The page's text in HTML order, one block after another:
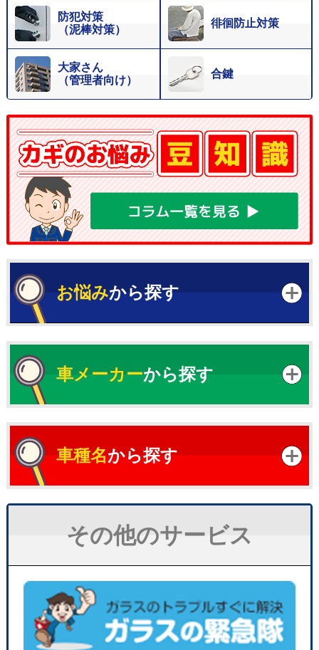
防犯対策
（泥棒対策）
徘徊防止対策
大家さん
（管理者向け）
合鍵
お悩みから探す
車メーカーから探す
車種名から探す
その他のサービス